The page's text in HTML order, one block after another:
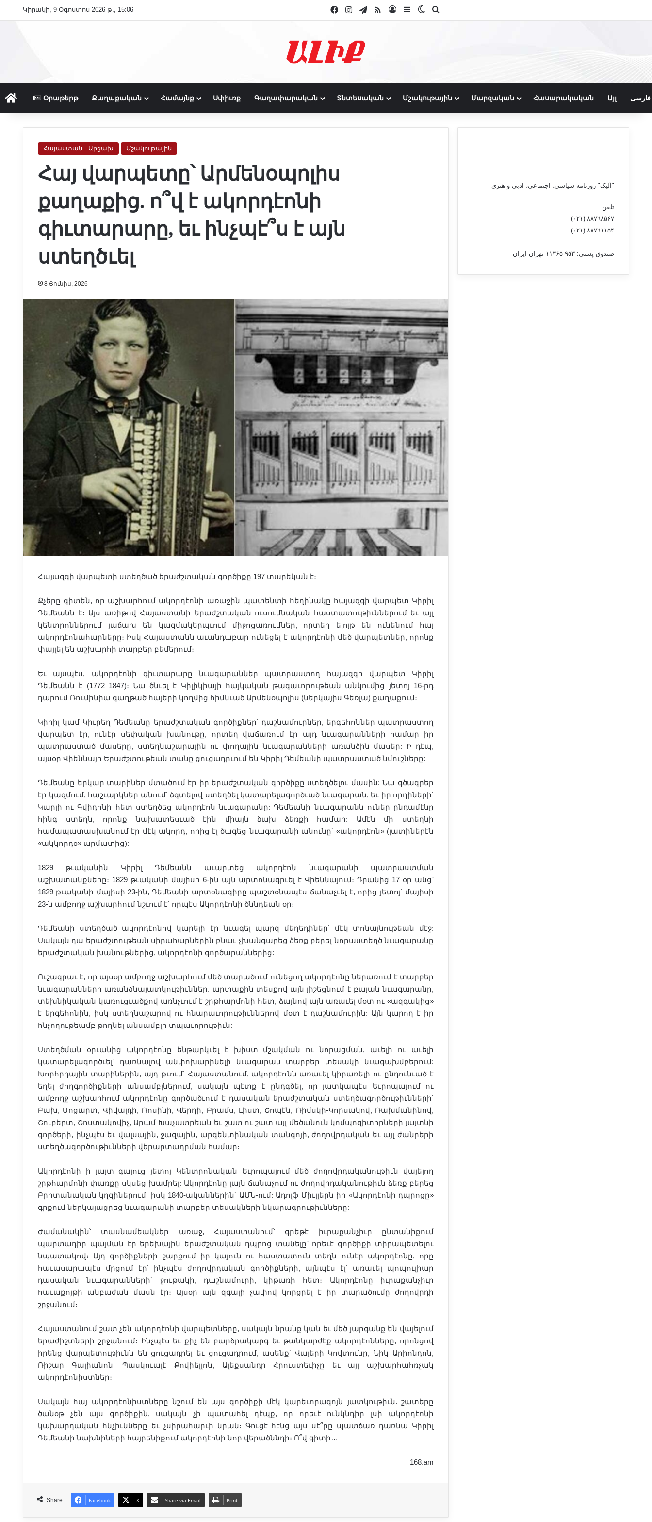
Կիրակի, 9 Օգոստոս 2026 թ., 15:06 Facebook
InstagramTelegram
RSSLog InSidebarSwitch skin
ԳլխաւորՕրաթերթ Քաղաքական Համայնք Սփիւռք Գաղափարական Տնտեսական Մշակութային Մարզական Հասարակական Այլ فارسی
Հայաստան - Արցախ Մշակութային
Հայ վարպետը՝ Արմենօպոլիս
քաղաքից. ո՞վ է ակորդէոնի
գիւտարարը, եւ ինչպէ՞ս է այն
ստեղծւել
8 Յունիս, 2026
Հայազգի վարպետի ստեղծած երաժշտական գործիքը 197 տարեկան է։
Քչերը գիտեն, որ աշխարհում ակորդէոնի առաջին պատենտի հեղինակը հայազգի վարպետ Կիրիլ
Դեմեանն է։ Այս առիթով Հայաստանի երաժշտական ուսումնական հաստատութիւններում եւ այլ
կենտրոններում յաճախ են կազմակերպւում միջոցառումներ, որտեղ ելոյթ են ունենում հայ
ակորդէոնահարները։ Իսկ Հայաստանն աւանդաբար ունեցել է ակորդէոնի մեծ վարպետներ, որոնք
փայլել են աշխարհի տարբեր բեմերում։
Եւ այսպէս, ակորդէոնի գիւտարարը նւագարաններ պատրաստող հայազգի վարպետ Կիրիլ
Դեմեանն է (1772–1847)։ Նա ծնւել է Կիլիկիայի հայկական թագաւորութեան անկումից յետոյ 16-րդ
դարում Ռումինիա գաղթած հայերի կողմից հիմնւած Արմենօպոլիս (ներկայիս Գեռլա) քաղաքում։
Կիրիլ կամ Կիւրեղ Դեմեանը երաժշտական գործիքներ՝ դաշնամուրներ, երգեհոններ պատրաստող
վարպետ էր, ունէր սեփական խանութը, որտեղ վաճառում էր այդ նւագարանների համար իր
պատրաստած մասերը, ստեղնաշարային ու փողային նւագարանների առանձին մասեր: Ի դէպ,
այսօր Վիեննայի Երաժշտութեան տանը ցուցադրւում են Կիրիլ Դեմեանի պատրաստած նմուշները:
Դեմեանը երկար տարիներ մտածում էր իր երաժշտական գործիքը ստեղծելու մասին: Նա գծագրեր
էր կազմում, հաշւարկներ անում՝ ձգտելով ստեղծել կատարելագործւած նւագարան, եւ իր որդիների՝
Կարլի ու Գվիդոնի հետ ստեղծեց ակորդէոն նւագարանը: Դեմեանի նւագարանն ուներ ընդամէնը
հինգ ստեղն, որոնք նախատեսւած էին միայն ձախ ձեռքի համար: Ամէն մի ստեղնի
համապատասխանում էր մէկ ակորդ, որից էլ ծագեց նւագարանի անունը՝ «ակորդէոն» (լատիներէն
«ակկորդօ» արմատից):
1829 թւականին Կիրիլ Դեմեանն աւարտեց ակորդէոն նւագարանի պատրաստման
աշխատանքները։ 1829 թւականի մայիսի 6-ին այն արտոնագրւել է Վիեննայում։ Դրանից 17 օր անց՝
1829 թւականի մայիսի 23-ին, Դեմեանի արտօնագիրը պաշտօնապէս ճանաչւել է, որից յետոյ՝ մայիսի
23-ն ամբողջ աշխարհում նշւում է՝ որպէս Ակորդէոնի ծննդեան օր։
Դեմեանի ստեղծած ակորդէոնով կարելի էր նւագել պարզ մեղեդիներ՝ մէկ տոնայնութեան մէջ:
Սակայն դա երաժշտութեան սիրահարներին բնաւ չխանգարեց ձեռք բերել նորաստեղծ նւագարանը
երաժշտական խանութներից, ակորդէոնի գործարաններից:
Ուշագրաւ է, որ այսօր ամբողջ աշխարհում մեծ տարածում ունեցող ակորդէոնը ներառում է տարբեր
նւագարանների առանձնայատկութիւններ. արտաքին տեսքով այն յիշեցնում է բայան նւագարանը,
տեխնիկական կառուցւածքով առնչւում է շրթհարմոնի հետ, ձայնով այն առաւել մօտ ու «ազգակից»
է երգեհոնին, իսկ ստեղնաշարով ու հնարաւորութիւններով մօտ է դաշնամուրին: Այն կարող է իր
հնչողութեամբ թողնել անսամբլի տպաւորութիւն:
Ստեղծման օրւանից ակորդէոնը ենթարկւել է խիստ մշակման ու նորացման, աւելի ու աւելի
կատարելագործւել՝ դառնալով անփոխարինելի նւագարան տարբեր տեսակի նւագախմբերում:
Խորհրդային տարիներին, այդ թւում՝ Հայաստանում, ակորդէոնն առաւել կիրառելի ու ընդունւած է
եղել ժողգործիքների անսամբլներում, սակայն պէտք է ընդգծել, որ յատկապէս Եւրոպայում ու
ամբողջ աշխարհում ակորդէոնը գործածւում է դասական երաժշտական ստեղծագործութիւնների՝
Բախ, Մոցարտ, Վիվալդի, Ռոսինի, Վերդի, Բրամս, Լիստ, Շոպէն, Ռիմսկի-Կորսակով, Ռախմանինով,
Շուբերտ, Շոստակովիչ, Արամ Խաչատրեան եւ շատ ու շատ այլ մեծանուն կոմպոզիտորների յայտնի
գործերի, ինչպէս եւ վալսային, ջազային, արգենտինական տանգոյի, ժողովրդական եւ այլ ժանրերի
ստեղծագործութիւնների վերարտադրման համար։
Ակորդէոնի ի յայտ գալուց յետոյ Կենտրոնական Եւրոպայում մեծ ժողովրդականութիւն վայելող
շրթհարմոնի փառքը սկսեց խամրել: Ակորդէոնը լայն ճանաչում ու ժողովրդականութիւն ձեռք բերեց
Բրիտանական կղզիներում, իսկ 1840-ականներին՝ ԱՄՆ-ում: Ադոլֆ Միւլլերն իր «Ակորդէոնի դպրոցը»
գրքում ներկայացրեց նւագարանի տարբեր տեսակների նկարագրութիւնները:
Ժամանակին՝ տասնամեակներ առաջ, Հայաստանում՝ գրեթէ իւրաքանչիւր ընտանիքում
պարտադիր պայման էր երեխային երաժշտական դպրոց տանելը՝ որեւէ գործիքի տիրապետելու
նպատակով։ Այդ գործիքների շարքում իր կայուն ու հաստատուն տեղն ունէր ակորդէոնը, որը
հաւասարապէս մրցում էր՝ ինչպէս ժողովրդական գործիքների, այնպէս էլ՝ առաւել պոպուլիար
դասական նւագարանների՝ ջութակի, դաշնամուրի, կիթառի հետ։ Ակորդէոնը իւրաքանչիւր
հաւաքոյթի անբաժան մասն էր։ Այսօր այն զգալի չափով կորցրել է իր տարածումը ժողովրդի
շրջանում։
Հայաստանում շատ չեն ակորդէոնի վարպետները, սակայն նրանք կան եւ մեծ յարգանք են վայելում
երաժիշտների շրջանում։ Ինչպէս եւ քիչ են բարձրակարգ եւ թանկարժէք ակորդէոնները, որոնցով
իրենց վարպետութիւնն են ցուցադրել եւ ցուցադրում, ասենք՝ Վալերի Կովտունը, Նիկ Արիոնդոն,
Ռիշար Գալիանոն, Պասկուալէ Քովիելլոն, Ալեքսանդր Հրուստեւիչը եւ այլ աշխարհահռչակ
ակորդէոնիստներ։
Սակայն հայ ակորդէոնիստները նշում են այս գործիքի մէկ կարեւորագոյն յատկութիւն. շատերը
ծանօթ չեն այս գործիքին, սակայն չի պատահել դէպք, որ որեւէ ունկնդիր լսի ակորդէոնի
կախարդական հնչիւնները եւ չսիրահարւի նրան։ Գուցէ հէնց այս սէ՞րը պատճառ դառնա Կիրիլ
Դեմեանի նախնիների հայրենիքում ակորդէոնի նոր վերածննդի։ Ո՞վ գիտի…
168.am
Share Facebook X Share via Email Print
"آلیک" روزنامه سیاسی، اجتماعی، ادبی و هنری
تلفن:
٨۸٧٦٨۵۶۷ (٠٢١)
٨۸٧٦۱۱۵۴ (٠٢١)
صندوق پستی: ۹۵۳-۱۱۳۶۵ تهران-ایران